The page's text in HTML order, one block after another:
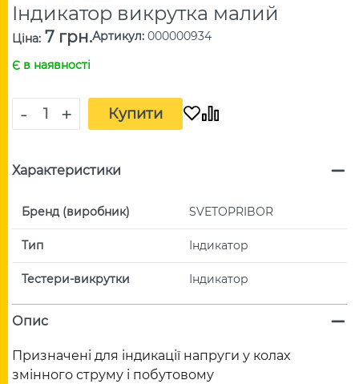
Індикатор викрутка малий
Ціна: 7 грн.Артикул: 000000934
Є в наявності
- + Купити
Характеристики
Бренд (виробник) SVETOPRIBOR
Тип Індикатор
Тестери-викрутки Індикатор
Опис
Призначені для індикації напруги у колах
змінного струму і побутовому